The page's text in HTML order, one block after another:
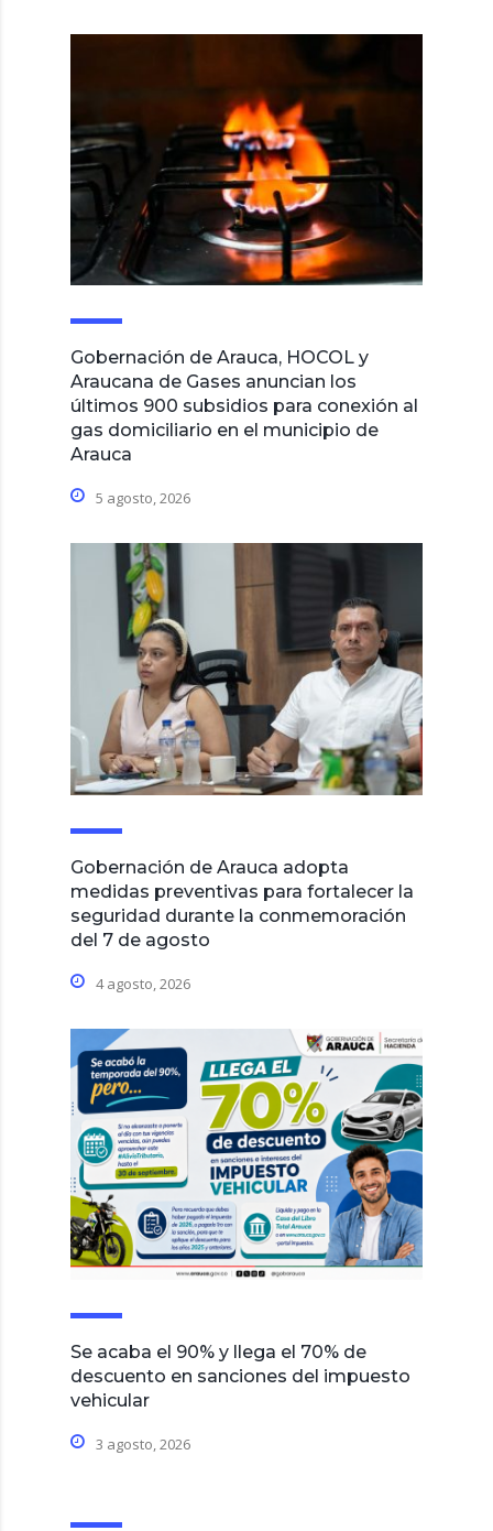
Gobernación de Arauca, HOCOL y
Araucana de Gases anuncian los
últimos 900 subsidios para conexión al
gas domiciliario en el municipio de
Arauca
5 agosto, 2026
Gobernación de Arauca adopta
medidas preventivas para fortalecer la
seguridad durante la conmemoración
del 7 de agosto
4 agosto, 2026
Se acaba el 90% y llega el 70% de
descuento en sanciones del impuesto
vehicular
3 agosto, 2026